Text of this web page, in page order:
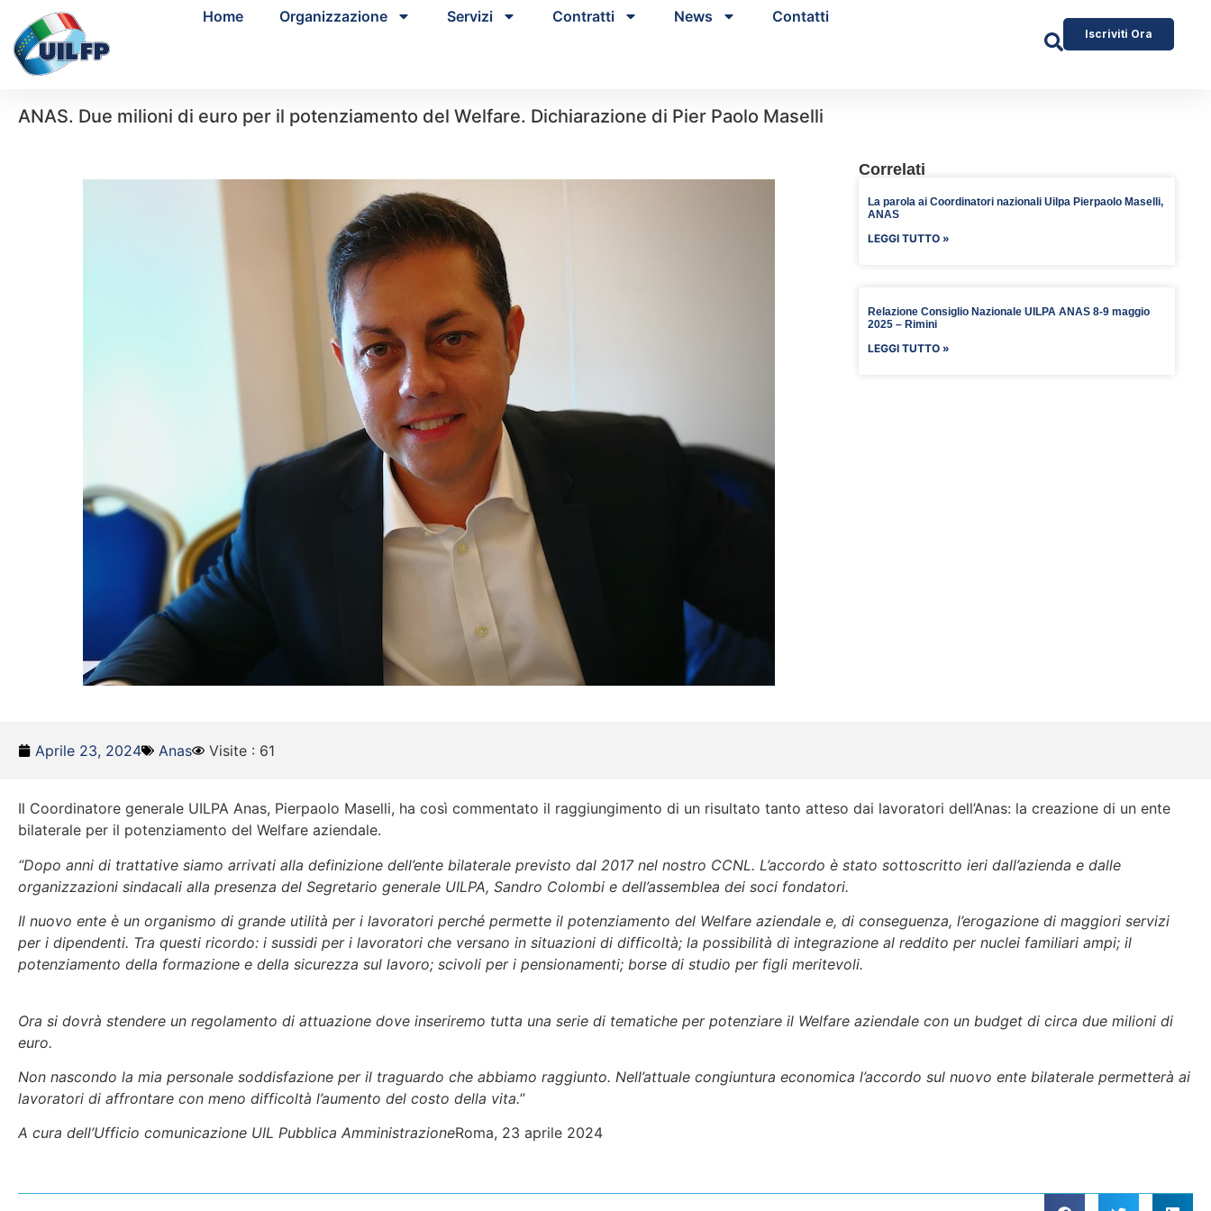
Home Organizzazione Servizi Contratti News Contatti
Iscriviti Ora
ANAS. Due milioni di euro per il potenziamento del Welfare. Dichiarazione di Pier Paolo Maselli
Correlati
La parola ai Coordinatori nazionali Uilpa Pierpaolo Maselli,
ANAS
LEGGI TUTTO »
Relazione Consiglio Nazionale UILPA ANAS 8-9 maggio
2025 – Rimini
LEGGI TUTTO »
Aprile 23, 2024 Anas Visite : 61
Il Coordinatore generale UILPA Anas, Pierpaolo Maselli, ha così commentato il raggiungimento di un risultato tanto atteso dai lavoratori dell’Anas: la creazione di un ente
bilaterale per il potenziamento del Welfare aziendale.
“Dopo anni di trattative siamo arrivati alla definizione dell’ente bilaterale previsto dal 2017 nel nostro CCNL. L’accordo è stato sottoscritto ieri dall’azienda e dalle
organizzazioni sindacali alla presenza del Segretario generale UILPA, Sandro Colombi e dell’assemblea dei soci fondatori.
Il nuovo ente è un organismo di grande utilità per i lavoratori perché permette il potenziamento del Welfare aziendale e, di conseguenza, l’erogazione di maggiori servizi
per i dipendenti. Tra questi ricordo: i sussidi per i lavoratori che versano in situazioni di difficoltà; la possibilità di integrazione al reddito per nuclei familiari ampi; il
potenziamento della formazione e della sicurezza sul lavoro; scivoli per i pensionamenti; borse di studio per figli meritevoli.
Ora si dovrà stendere un regolamento di attuazione dove inseriremo tutta una serie di tematiche per potenziare il Welfare aziendale con un budget di circa due milioni di
euro.
Non nascondo la mia personale soddisfazione per il traguardo che abbiamo raggiunto. Nell’attuale congiuntura economica l’accordo sul nuovo ente bilaterale permetterà ai
lavoratori di affrontare con meno difficoltà l’aumento del costo della vita.”
A cura dell’Ufficio comunicazione UIL Pubblica AmministrazioneRoma, 23 aprile 2024